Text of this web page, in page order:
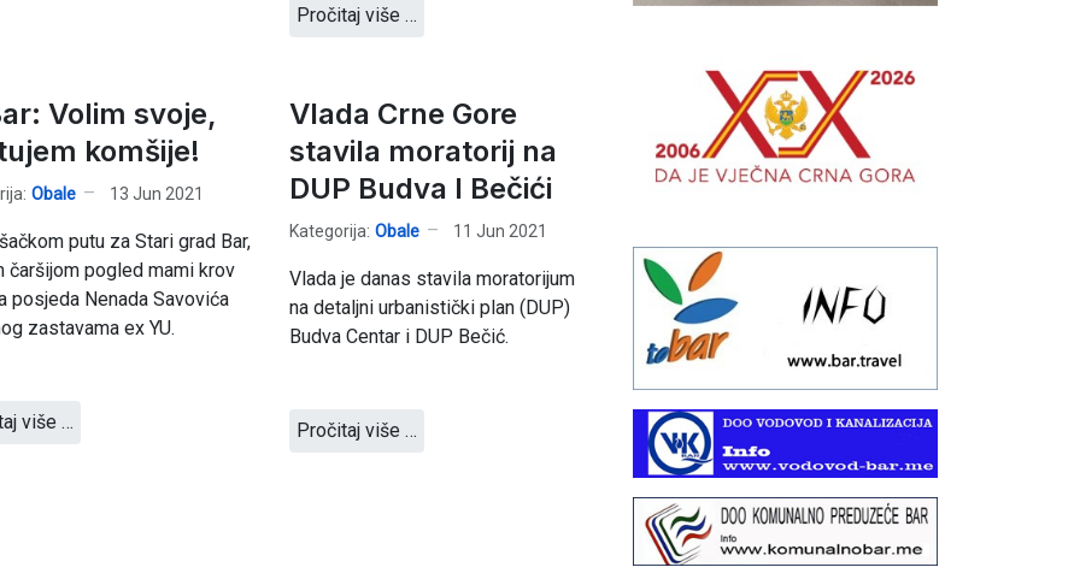
Pročitaj više …
Volim svoje,
komšije!
Obale 13 Jun 2021
putu za Stari grad Bar,
čaršijom pogled mami krov
posjeda Nenada Savovića
zastavama ex YU.
više …
Vlada Crne Gore
stavila moratorij na
DUP Budva I Bečići
Kategorija: Obale 11 Jun 2021
Vlada je danas stavila moratorijum
na detaljni urbanistički plan (DUP)
Budva Centar i DUP Bečić.
Pročitaj više …